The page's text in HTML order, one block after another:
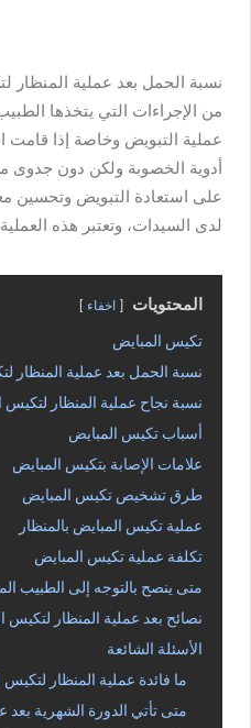
نسبة الحمل بعد عملية المنظار
من الإجراءات التي يتخذها
عملية التبويض وخاصة إذا قامت
أدوية الخصوبة ولكن دون جدوى
على استعادة التبويض وتحسين
لدى السيدات، وتعتبر هذه
المحتويات اخفاء
تكيس المبايض
نسبة الحمل بعد عملية المنظار
نسبة نجاح عملية المنظار لتكيس
أسباب تكيس المبايض
علامات الإصابة بتكيس المبايض
طرق تشخيص تكيس المبايض
عملية تكيس المبايض بالمنظار
تكلفة عملية تكيس المبايض
متى ينصح بالتوجه إلى الطبيب
نصائح بعد عملية المنظار لتكيس
الأسئلة الشائعة
ما فائدة عملية المنظار لتكيس
متى تأتي الدورة الشهرية بعد